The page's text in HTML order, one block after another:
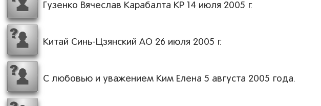
Гузенко Вячеслав Карабалта КР 14 июля 2005 г.
Китай Синь-Цзянский АО 26 июля 2005 г.
С любовью и уважением Ким Елена 5 августа 2005 года.